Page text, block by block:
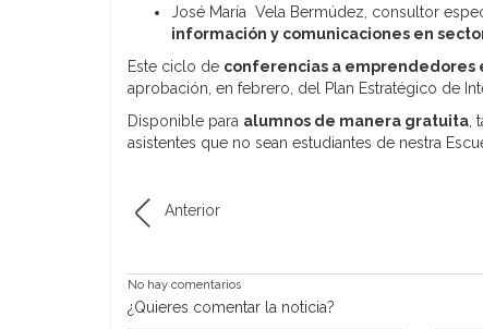
José María Vela Bermúdez, consultor
información y comunicaciones en
Este ciclo de conferencias a emprendedores
aprobación, en febrero, del Plan Estratégico de
Disponible para alumnos de manera gratuita
asistentes que no sean estudiantes de nestra
Anterior
No hay comentarios
¿Quieres comentar la noticia?